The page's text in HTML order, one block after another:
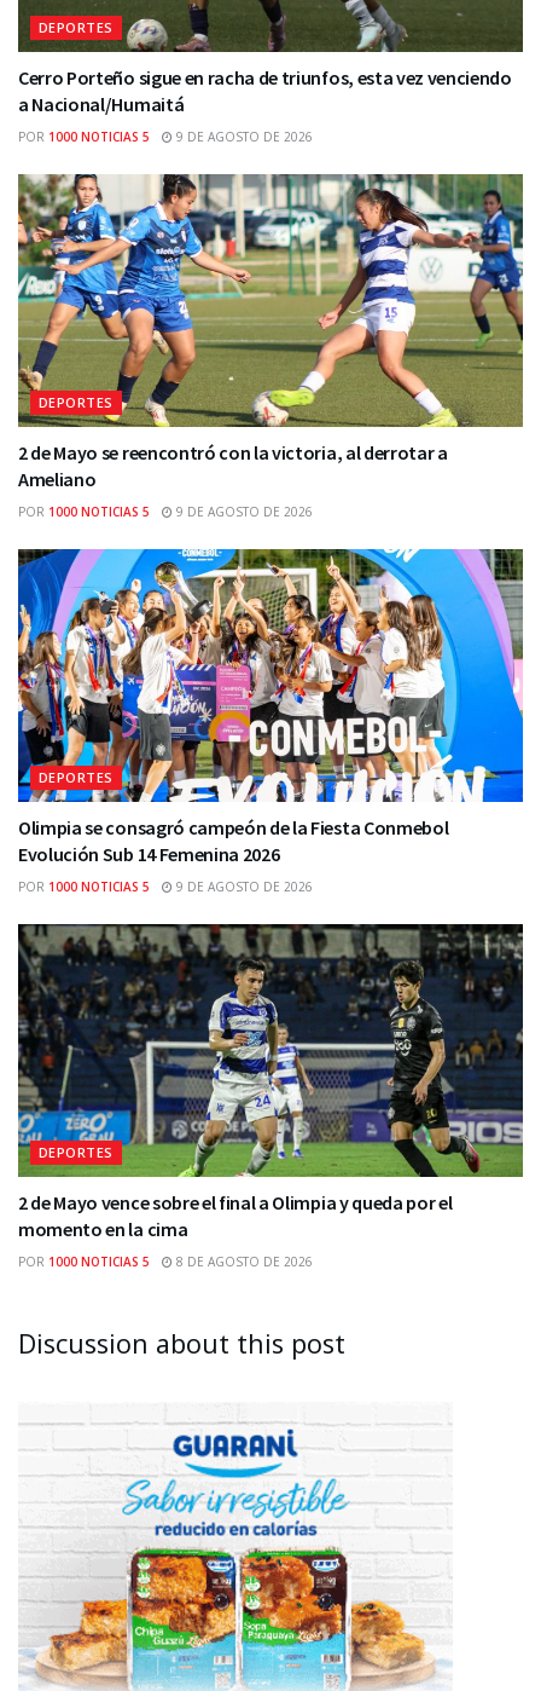
DEPORTES
Cerro Porteño sigue en racha de triunfos, esta vez venciendo
a Nacional/Humaitá
POR 1000 NOTICIAS 5 9 DE AGOSTO DE 2026
DEPORTES
2 de Mayo se reencontró con la victoria, al derrotar a
Ameliano
POR 1000 NOTICIAS 5 9 DE AGOSTO DE 2026
DEPORTES
Olimpia se consagró campeón de la Fiesta Conmebol
Evolución Sub 14 Femenina 2026
POR 1000 NOTICIAS 5 9 DE AGOSTO DE 2026
DEPORTES
2 de Mayo vence sobre el final a Olimpia y queda por el
momento en la cima
POR 1000 NOTICIAS 5 8 DE AGOSTO DE 2026
Discussion about this post